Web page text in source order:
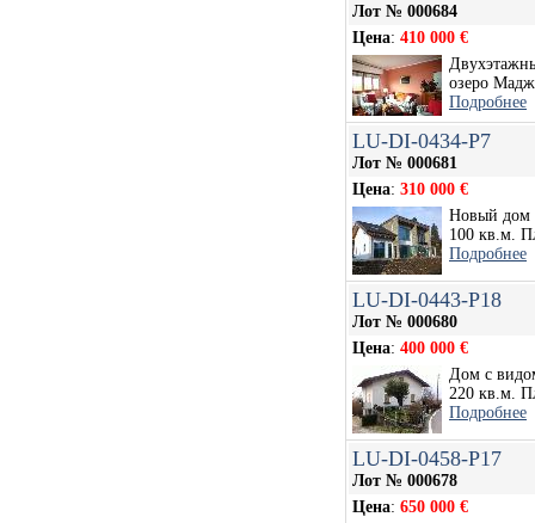
Лот № 000684
Цена: 410 000 €
озеро
Подробнее
LU-DI-0434-P7
Лот № 000681
Цена: 310 000 €
Новый дом
100 кв.м.
Подробнее
LU-DI-0443-P18
Лот № 000680
Цена: 400 000 €
Дом с
220 кв.м.
Подробнее
LU-DI-0458-P17
Лот № 000678
Цена: 650 000 €